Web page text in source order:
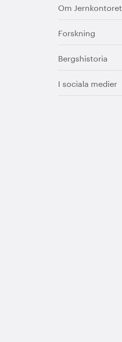
Om Jernkontoret
Forskning
Bergshistoria
I sociala medier